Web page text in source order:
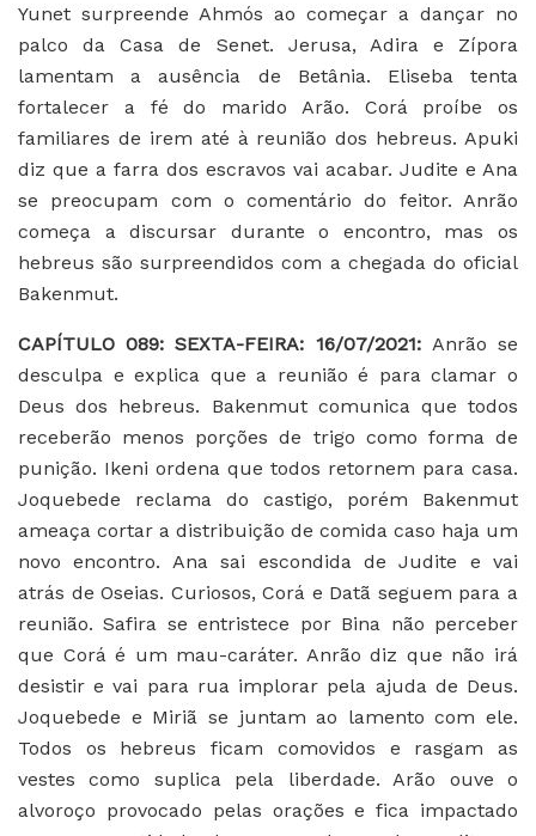
Yunet surpreende Ahmós ao começar a dançar no
palco da Casa de Senet. Jerusa, Adira e Zípora
lamentam a ausência de Betânia. Eliseba tenta
fortalecer a fé do marido Arão. Corá proíbe os
familiares de irem até à reunião dos hebreus. Apuki
diz que a farra dos escravos vai acabar. Judite e Ana
se preocupam com o comentário do feitor. Anrão
começa a discursar durante o encontro, mas os
hebreus são surpreendidos com a chegada do oficial
Bakenmut.
CAPÍTULO 089: SEXTA-FEIRA: 16/07/2021: Anrão se
desculpa e explica que a reunião é para clamar o
Deus dos hebreus. Bakenmut comunica que todos
receberão menos porções de trigo como forma de
punição. Ikeni ordena que todos retornem para casa.
Joquebede reclama do castigo, porém Bakenmut
ameaça cortar a distribuição de comida caso haja um
novo encontro. Ana sai escondida de Judite e vai
atrás de Oseias. Curiosos, Corá e Datã seguem para a
reunião. Safira se entristece por Bina não perceber
que Corá é um mau-caráter. Anrão diz que não irá
desistir e vai para rua implorar pela ajuda de Deus.
Joquebede e Miriã se juntam ao lamento com ele.
Todos os hebreus ficam comovidos e rasgam as
vestes como suplica pela liberdade. Arão ouve o
alvoroço provocado pelas orações e fica impactado